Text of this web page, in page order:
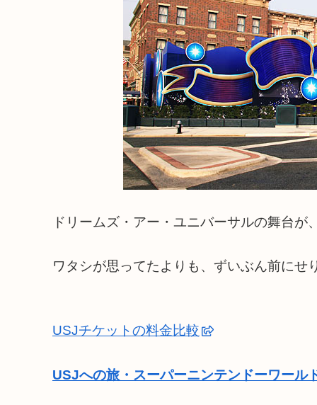
ドリームズ・アー・ユニバーサルの舞台が
ワタシが思ってたよりも、ずいぶん前にせ
USJチケットの料金比較
USJへの旅・スーパーニンテンドーワール